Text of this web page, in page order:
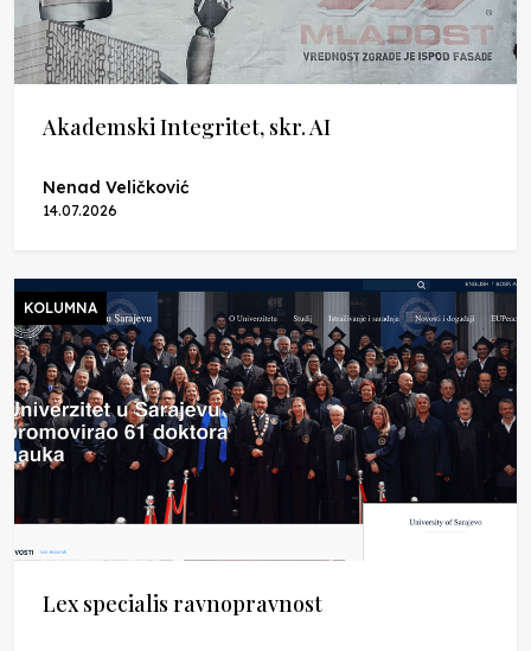
Akademski Integritet, skr. AI
Nenad Veličković
14.07.2026
KOLUMNA
Lex specialis ravnopravnost